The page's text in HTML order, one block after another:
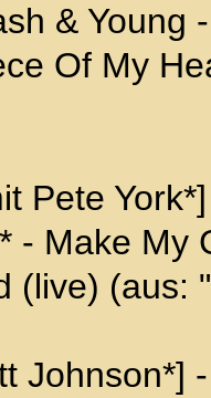
& Young
Of My
Pete
- Make My
(live) (aus:
Johnson*]